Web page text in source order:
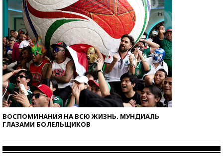
ВОСПОМИНАНИЯ НА ВСЮ ЖИЗНЬ. МУНДИАЛЬ
ГЛАЗАМИ БОЛЕЛЬЩИКОВ